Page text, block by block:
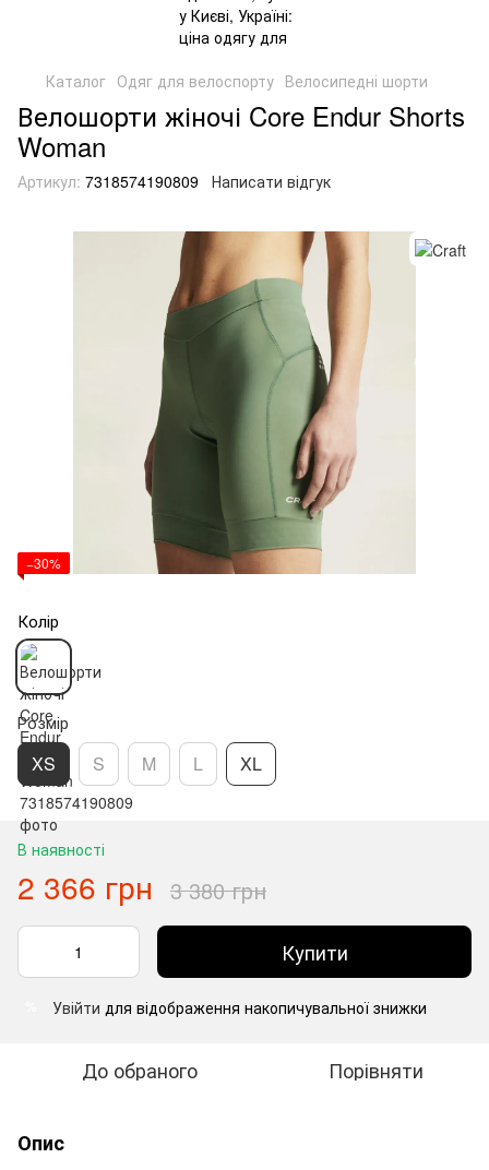
Каталог Одяг для велоспорту Велосипедні шорти
Велошорти жіночі Core Endur Shorts
Woman
Артикул: 7318574190809 Написати відгук
−30%
Колір
Розмір
XS S M L XL
В наявності
2 366 грн 3 380 грн
Купити
Увійти для відображення накопичувальної знижки
До обраного Порівняти
Опис